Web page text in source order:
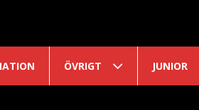
ÖVRIGT JUNIOR